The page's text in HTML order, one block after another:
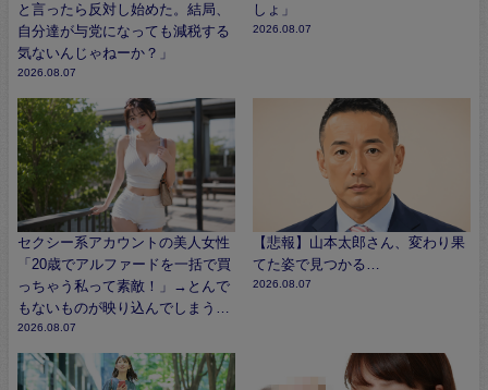
と言ったら反対し始めた。結局、
自分達が与党になっても減税する
気ないんじゃねーか？」
2026.08.07
しょ」
2026.08.07
セクシー系アカウントの美人女性
「20歳でアルファードを一括で買
っちゃう私って素敵！」→とんで
もないものが映り込んでしまう…
2026.08.07
【悲報】山本太郎さん、変わり果
てた姿で見つかる…
2026.08.07